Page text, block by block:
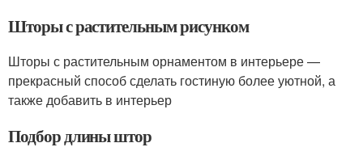
Шторы с растительным рисунком
Шторы с растительным орнаментом в интерьере —
прекрасный способ сделать гостиную более уютной, а
также добавить в интерьер
Подбор длины штор